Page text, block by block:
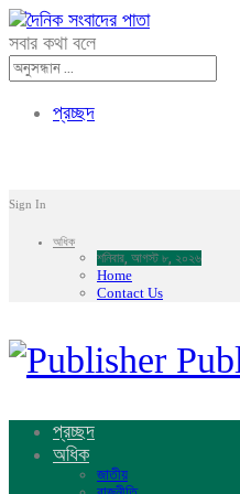
সবার কথা বলে
প্রচ্ছদ
Sign In
অধিক
শনিবার, আগস্ট ৮, ২০২৬
Home
Contact Us
প্রচ্ছদ
অধিক
জাতীয়